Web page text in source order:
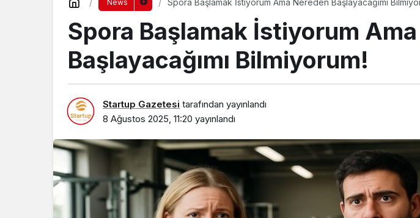
News
Spora Başlamak İstiyorum
Başlayacağımı Bilmiyorum!
Startup Gazetesi tarafından yayınlandı
8 Ağustos 2025, 11:20 yayınlandı
Girişimcilik
Mürsel
Rumeli